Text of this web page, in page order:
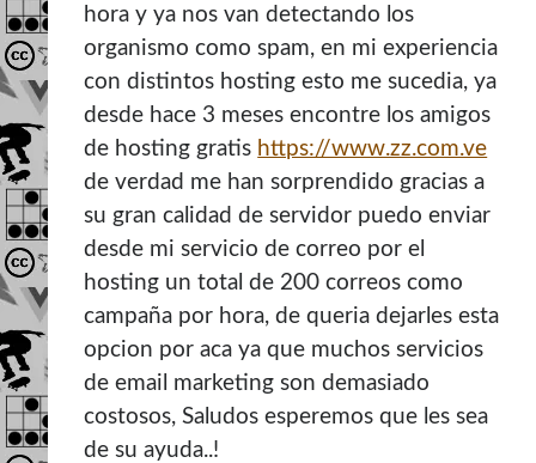
hora y ya nos van detectando los
organismo como spam, en mi experiencia
con distintos hosting esto me sucedia, ya
desde hace 3 meses encontre los amigos
de hosting gratis https://www.zz.com.ve
de verdad me han sorprendido gracias a
su gran calidad de servidor puedo enviar
desde mi servicio de correo por el
hosting un total de 200 correos como
campaña por hora, de queria dejarles esta
opcion por aca ya que muchos servicios
de email marketing son demasiado
costosos, Saludos esperemos que les sea
de su ayuda..!